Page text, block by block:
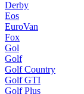
Derby
Eos
EuroVan
Fox
Gol
Golf
Golf Country
Golf GTI
Golf Plus